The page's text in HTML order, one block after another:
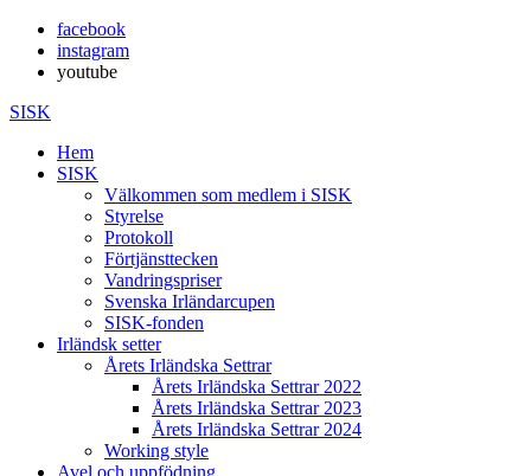
facebook
instagram
youtube
SISK
Hem
SISK
Välkommen som medlem i SISK
Styrelse
Protokoll
Förtjänsttecken
Vandringspriser
Svenska Irländarcupen
SISK-fonden
Irländsk setter
Årets Irländska Settrar
Årets Irländska Settrar 2022
Årets Irländska Settrar 2023
Årets Irländska Settrar 2024
Working style
Avel och uppfödning